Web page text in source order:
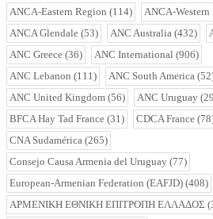
ANCA-Eastern Region (114) ANCA-Western
ANCA Glendale (53) ANC Australia (432)
ANC Greece (36) ANC International (906)
ANC Lebanon (111) ANC South America
ANC United Kingdom (56) ANC Uruguay
BFCA Hay Tad France (31) CDCA France
CNA Sudamérica (265)
Consejo Causa Armenia del Uruguay (77)
European-Armenian Federation (EAFJD) (408)
ΑΡΜΕΝΙΚΗ ΕΘΝΙΚΗ ΕΠΙΤΡΟΠΗ ΕΛΛΑΔΟΣ